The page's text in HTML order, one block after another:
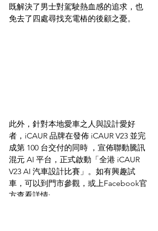
既解決了男士對駕駛熱血感的追求，也
免去了四處尋找充電樁的後顧之憂。
此外，針對本地愛車之人與設計愛好
者，iCAUR 品牌在發佈 iCAUR V23 並完
成第 100 台交付的同時 ，宣佈聯動騰訊
混元 AI 平台，正式啟動「全港 iCAUR
V23 AI 汽車設計比賽」。如有興趣試
車，可以到門市參觀，或上Facebook官
方查看詳情: